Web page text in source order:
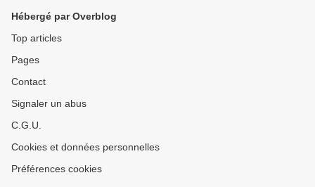
Hébergé par Overblog
Top articles
Pages
Contact
Signaler un abus
C.G.U.
Cookies et données personnelles
Préférences cookies